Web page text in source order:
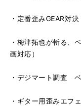
・定番歪みGEAR対
・梅津拓也が斬る、
画対応）
・デジマート調査
・ギター用歪みエフ